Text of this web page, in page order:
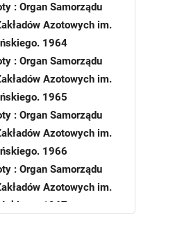
: Organ Samorządu
Azotowych im.
1964
: Organ Samorządu
Azotowych im.
1965
: Organ Samorządu
Azotowych im.
1966
: Organ Samorządu
Azotowych im.
1967
Azotowych im.